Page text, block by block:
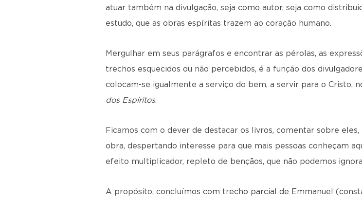
atuar também na divulgação, seja como autor, seja como
estudo, que as obras espíritas trazem ao coração humano.
Mergulhar em seus parágrafos e encontrar as pérolas, as
trechos esquecidos ou não percebidos, é a função dos
colocam-se igualmente a serviço do bem, a servir para o Cristo,
dos Espíritos.
Ficamos com o dever de destacar os livros, comentar sobre
obra, despertando interesse para que mais pessoas conheçam
efeito multiplicador, repleto de bençãos, que não podemos
A propósito, concluímos com trecho parcial de Emmanuel